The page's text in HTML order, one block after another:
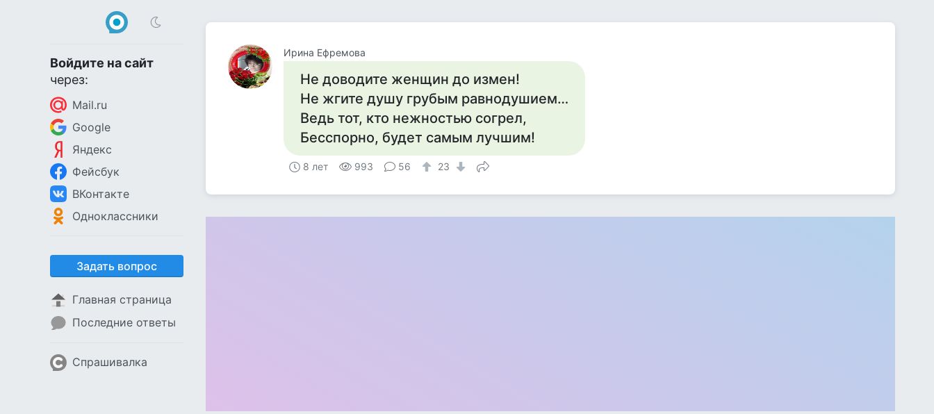
Войдите на сайт
через:
Mail.ru
Google
Яндекс
Фейсбук
ВКонтакте
Одноклассники
Задать вопрос
Главная страница
Последние ответы
Спрашивалка
Ирина Ефремова
Не доводите женщин до измен!
Не жгите душу грубым равнодушием…
Ведь тот, кто нежностью согрел,
Бесспорно, будет самым лучшим!
8 лет 993 56 23